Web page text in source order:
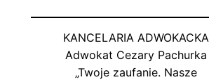
KANCELARIA ADWOKACKA
Adwokat Cezary Pachurka
„Twoje zaufanie. Nasze